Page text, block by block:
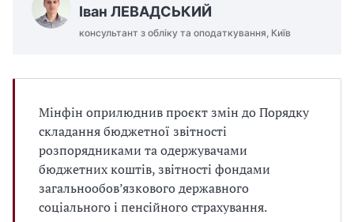
Іван ЛЕВАДСЬКИЙ
консультант з обліку та оподаткування, Київ
Мінфін оприлюднив проєкт змін до Порядку
складання бюджетної звітності
розпорядниками та одержувачами
бюджетних коштів, звітності фондами
загальнообов’язкового державного
соціального і пенсійного страхування.